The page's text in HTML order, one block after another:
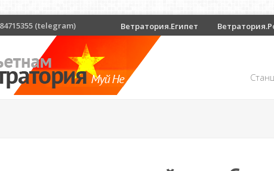
(telegram) Ветратория.Египет